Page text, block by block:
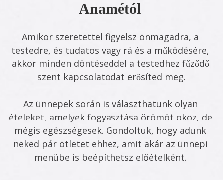
Anamétól
Amikor szeretettel figyelsz önmagadra, a
testedre, és tudatos vagy rá és a működésére,
akkor minden döntéseddel a testedhez fűződő
szent kapcsolatodat erősíted meg.
Az ünnepek során is választhatunk olyan
ételeket, amelyek fogyasztása örömöt okoz, de
mégis egészségesek. Gondoltuk, hogy adunk
neked pár ötletet ehhez, amit akár az ünnepi
menübe is beépíthetsz előételként.